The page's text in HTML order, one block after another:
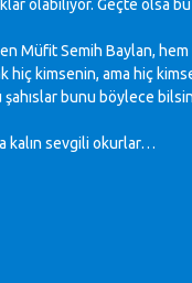
olabiliyor. Geçte olsa
Müfit Semih Baylan,
hiç kimsenin, ama hiç
bunu böylece
kalın sevgili okurlar…